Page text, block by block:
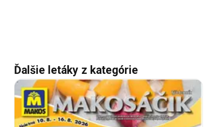
Ďalšie letáky z kategórie